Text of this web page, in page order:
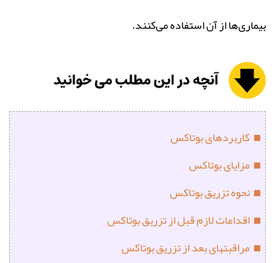
بیماری‌ها از آن استفاده می‌کنند.
کاربردهای بوتاکس
مزایای بوتاکس
نحوه تزریق بوتاکس
اقدامات لازم قبل از تزریق بوتاکس
مراقبتهای بعد از تزریق بوتاکس